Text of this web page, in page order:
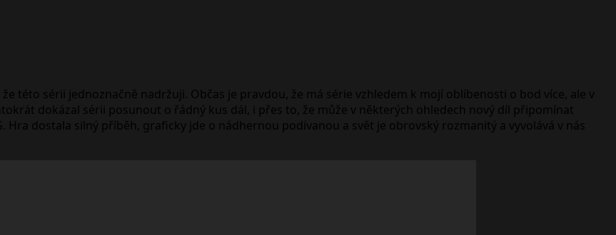
této sérii jednoznačně nadržuji. Občas je pravdou, že má série vzhledem k mojí oblíbenosti o bod více, ale v
dokázal sérii posunout o řádný kus dál, i přes to, že může v některých ohledech nový díl připomínat
dostala silný příběh, graficky jde o nádhernou podívanou a svět je obrovský rozmanitý a vyvolává v nás